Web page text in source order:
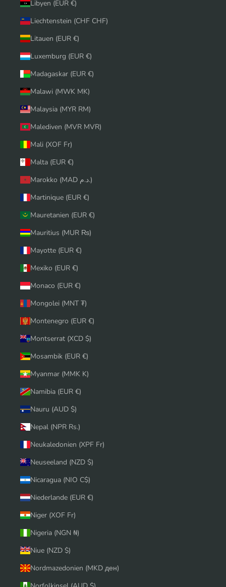
Libyen (EUR €)
Liechtenstein (CHF CHF)
Litauen (EUR €)
Luxemburg (EUR €)
Madagaskar (EUR €)
Malawi (MWK MK)
Malaysia (MYR RM)
Malediven (MVR MVR)
Mali (XOF Fr)
Malta (EUR €)
Marokko (MAD د.م.)
Martinique (EUR €)
Mauretanien (EUR €)
Mauritius (MUR ₨)
Mayotte (EUR €)
Mexiko (EUR €)
Monaco (EUR €)
Mongolei (MNT ₮)
Montenegro (EUR €)
Montserrat (XCD $)
Mosambik (EUR €)
Myanmar (MMK K)
Namibia (EUR €)
Nauru (AUD $)
Nepal (NPR Rs.)
Neukaledonien (XPF Fr)
Neuseeland (NZD $)
Nicaragua (NIO C$)
Niederlande (EUR €)
Niger (XOF Fr)
Nigeria (NGN ₦)
Niue (NZD $)
Nordmazedonien (MKD ден)